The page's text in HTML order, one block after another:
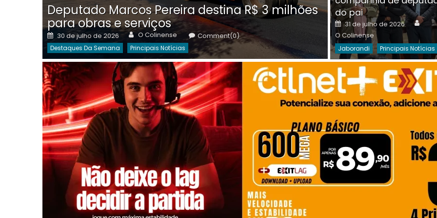
Deputado Marcos Pereira destina R$ 3 milhões
para obras e serviços
Posted
on
30 de julho de 2026 Author
O Colinense Comment(0)
Destaques Da Semana Principais Notícias
on
30 de julho de 2026 O
Destaques Da Semana
do pai
Posted
on
31 de julho de 2026
O Colinense
Jaborandi Principais Notícias